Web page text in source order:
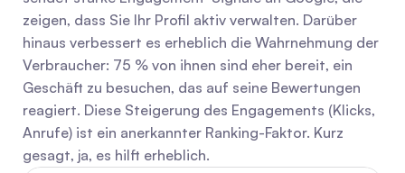
zeigen, dass Sie Ihr Profil aktiv verwalten. Darüber
hinaus verbessert es erheblich die Wahrnehmung der
Verbraucher: 75 % von ihnen sind eher bereit, ein
Geschäft zu besuchen, das auf seine Bewertungen
reagiert. Diese Steigerung des Engagements (Klicks,
Anrufe) ist ein anerkannter Ranking-Faktor. Kurz
gesagt, ja, es hilft erheblich.